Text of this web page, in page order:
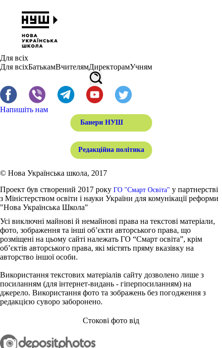
Для всіх
Для всіхБатькамВчителямДиректорамУчням
Напишіть нам
Банери НУШ
Редакційна політика
© Нова Українська школа, 2017
Проект був створений 2017 року ГО "Смарт Освіта" у партнерстві
з Міністерством освіти і науки України для комунікації реформи
"Нова Українська Школа"
Усі виключні майнові й немайнові права на текстові матеріали,
фото, зображення та інші об’єкти авторського права, що
розміщені на цьому сайті належать ГО “Смарт освіта”, крім
об’єктів авторського права, які містять пряму вказівку на
авторство іншої особи.
Використання текстових матеріалів сайту дозволено лише з
посиланням (для інтернет-видань - гіперпосиланням) на
джерело. Використання фото та зображень без погодження з
редакцією суворо заборонено.
Стокові фото від